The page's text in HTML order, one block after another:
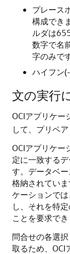
プレース
構成でき
ルダは
数字で名
字のみです
ハイフン
文の実行
OCIアプリケー
して、プリペ
OCIアプリケー
定に一致する
す。データベ
格納されてい
ケーションで
し、それを特
ことを要求でき
問合せの各選
取るため、OCI